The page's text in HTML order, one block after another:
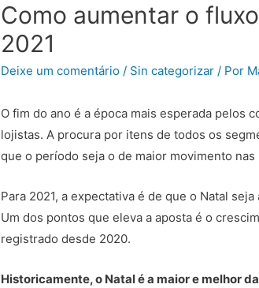
Como aumentar o
2021
Deixe um comentário / Sin categorizar / Por
O fim do ano é a época mais esperada pelos
lojistas. A procura por itens de todos os
que o período seja o de maior movimento
Para 2021, a expectativa é de que o Natal
Um dos pontos que eleva a aposta é o
registrado desde 2020.
Historicamente, o Natal é a maior e melhor